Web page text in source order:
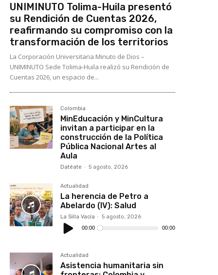
UNIMINUTO Tolima-Huila presentó
su Rendición de Cuentas 2026,
reafirmando su compromiso con la
transformación de los territorios
La Corporación Universitaria Minuto de Dios –
UNIMINUTO Sede Tolima-Huila realizó su Rendición de
Cuentas 2026, un espacio de...
Colombia
MinEducación y MinCultura
invitan a participar en la
construcción de la Política
Pública Nacional Artes al
Aula
Datéate - 5 agosto, 2026
Actualidad
La herencia de Petro a
Abelardo (IV): Salud
La Silla Vacía - 5 agosto, 2026
Reproductor
de
audio
00:00 00:00
Actualidad
Asistencia humanitaria sin